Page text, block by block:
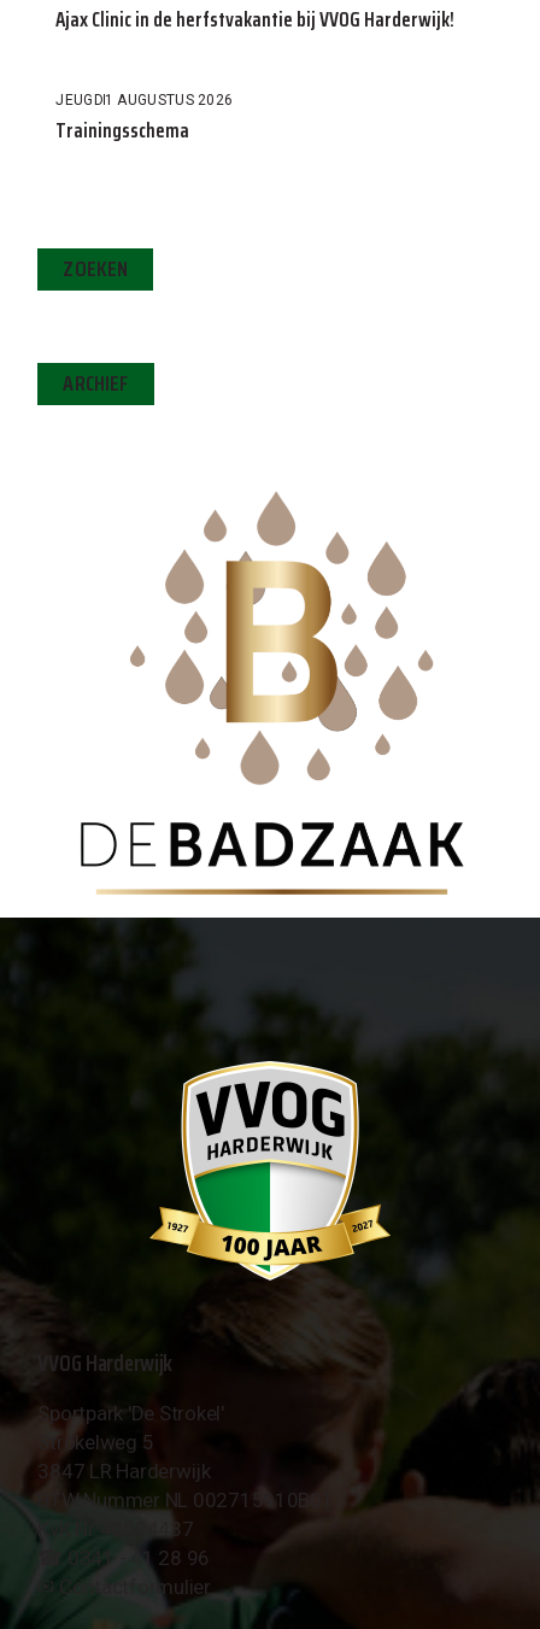
Ajax Clinic in de herfstvakantie bij VVOG Harderwijk!
JEUGD1 AUGUSTUS 2026
Trainingsschema
ZOEKEN
ARCHIEF
VVOG Harderwijk
Sportpark 'De Strokel'
Strokelweg 5
3847 LR Harderwijk
BTW Nummer NL 002715910B01
KvK Nr 40094437
☎︎ 0341 - 41 28 96
✉︎ Contactformulier